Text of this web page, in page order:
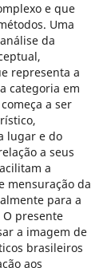
e que
Uma
da
representa a
categoria em
a ser
lugar e do
a seus
a
mensuração da
para a
presente
a imagem de
brasileiros
aos